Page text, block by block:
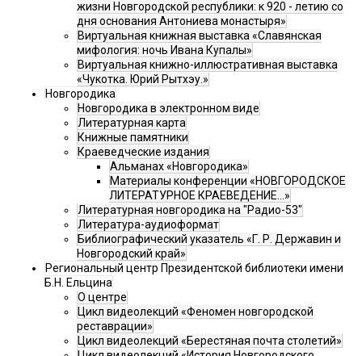
жизни Новгородской республики: к 920 - летию со
дня основания Антониева монастыря»
Виртуальная книжная выставка «Славянская
мифология: ночь Ивана Купалы»
Виртуальная книжно-иллюстративная выставка
«Чукотка. Юрий Рытхэу.»
Новгородика
Новгородика в электронном виде
Литературная карта
Книжные памятники
Краеведческие издания
Альманах «Новгородика»
Материалы конференции «НОВГОРОДСКОЕ
ЛИТЕРАТУРНОЕ КРАЕВЕДЕНИЕ...»
Литературная новгородика на "Радио-53"
Литература-аудиоформат
Библиографический указатель «Г. Р. Державин и
Новгородский край»
Региональный центр Президентской библиотеки имени
Б.Н. Ельцина
О центре
Цикл видеолекций «Феномен новгородской
реставрации»
Цикл видеолекций «Берестяная почта столетий»